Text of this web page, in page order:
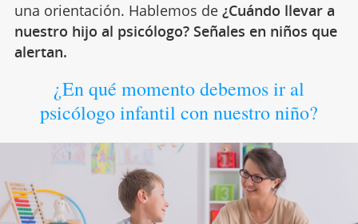
una orientación. Hablemos de ¿Cuándo llevar a
nuestro hijo al psicólogo? Señales en niños que
alertan.
¿En qué momento debemos ir al
psicólogo infantil con nuestro niño?